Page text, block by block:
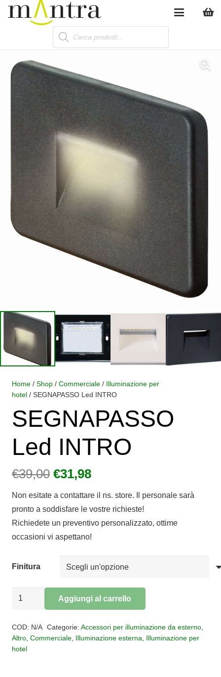
Products
search
Home / Shop / Commerciale / Illuminazione per
hotel / SEGNAPASSO Led INTRO
SEGNAPASSO
Led INTRO
€39,00 Il
originale
era:
€39,00.
€31,98Il
attuale
è:
€31,98.
Non esitate a contattare il ns. store. Il personale sarà
pronto a soddisfare le vostre richieste!
Richiedete un preventivo personalizzato, ottime
occasioni vi aspettano!
Finitura
SEGNAPASSO
quantità
Aggiungi al carrello
COD: N/A Categorie: Accessori per illuminazione da esterno,
Altro Commerciale Illuminazione esterna
Illuminazione per
hotel